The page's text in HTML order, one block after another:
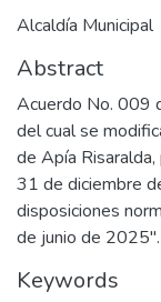
Alcaldía Municipal
Abstract
Acuerdo No. 009
del cual se
de Apía
31 de diciembre
disposiciones
de junio de 2025".
Keywords